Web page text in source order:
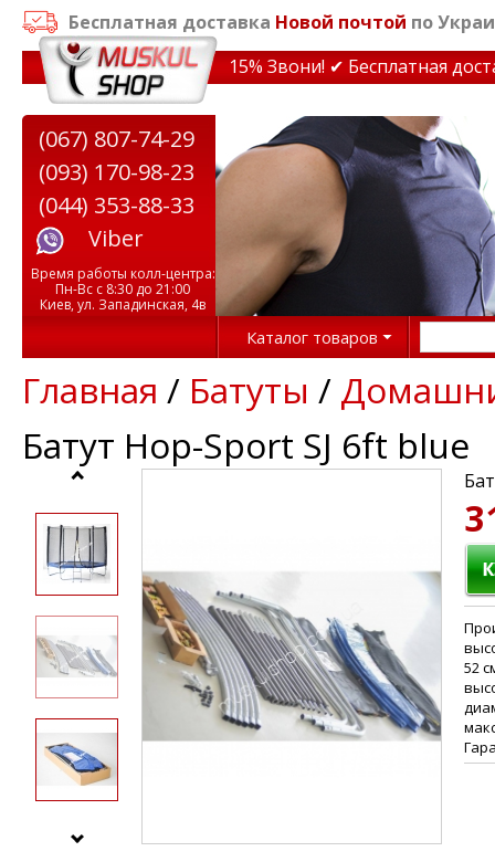
Бесплатная доставка Новой почтой по
на тренажеры до 15% Звони! ✔ Бесплатная
(067) 807-74-29
(093) 170-98-23
(044) 353-88-33
Viber
Время работы колл-центра:
Пн-Вс с 8:30 до 21:00
Киев, ул. Западинская, 4в
Каталог товаров
Главная / Батуты /
Батут Hop-Sport SJ 6ft blue
52